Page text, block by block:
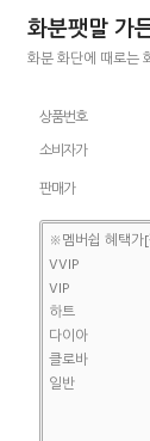
화분팻말 가
화분 화단에 때로는
상품번호
소비자가
판매가
※멤버쉽 혜택가
VVIP
VIP
하트
다이아
클로바
일반